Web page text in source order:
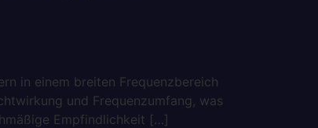
in einem breiten Frequenzbereich
und Frequenzumfang, was
Empfindlichkeit […]